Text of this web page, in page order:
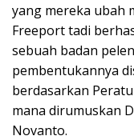
yang mereka ubah
Freeport tadi
sebuah badan
pembentukannya
berdasarkan
mana dirumuskan
Novanto.